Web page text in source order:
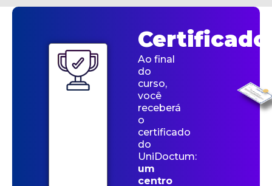
Certificado
Ao final
do
curso,
você
receberá
o
certificado
do
UniDoctum:
um
centro